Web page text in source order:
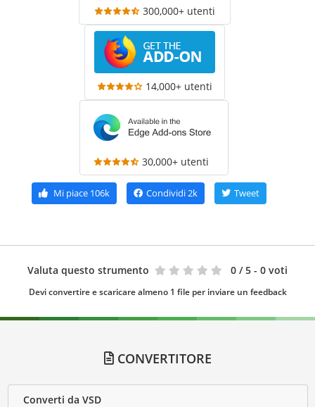
300,000+ utenti
14,000+ utenti
30,000+ utenti
Mi piace 106k Condividi2k Tweet
Valuta questo strumento 0 / 5 - 0 voti
Devi convertire e scaricare almeno 1 file per inviare un feedback
CONVERTITORE
Converti da VSD